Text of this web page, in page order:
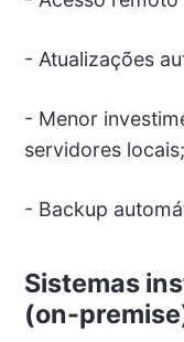
- Atualizações
- Menor
servidores locais;
- Backup
Sistemas
(on-